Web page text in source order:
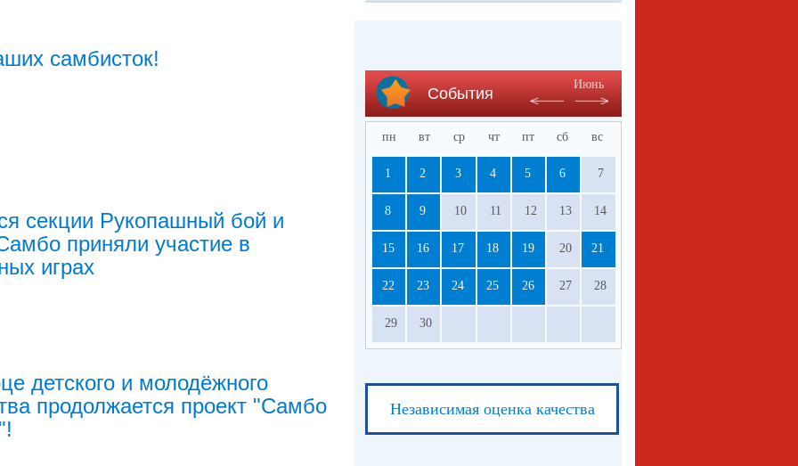
самбисток!
секции Рукопашный бой и
приняли участие в
играх
детского и молодёжного
продолжается проект "Самбо
События
Июнь
пн вт ср чт пт сб вс
1 2 3 4 5 6 7
8 9 10 11 12 13 14
15 16 17 18 19 20 21
22 23 24 25 26 27 28
29 30
Независимая оценка качества